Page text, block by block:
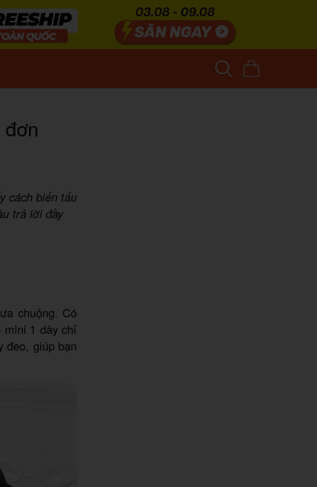
cách biến tấu
trả lời đầy
chuộng. Có
mini 1 dây chỉ
đeo, giúp bạn